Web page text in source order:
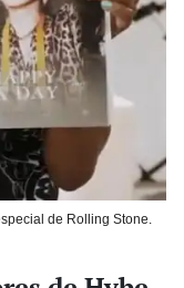
de Rolling Stone.